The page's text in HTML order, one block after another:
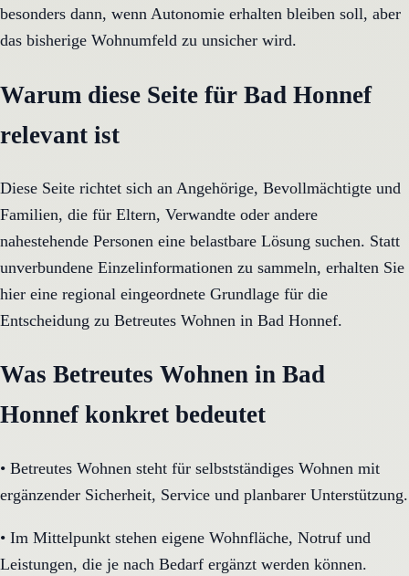
besonders dann, wenn Autonomie erhalten bleiben soll, aber
das bisherige Wohnumfeld zu unsicher wird.
Warum diese Seite für Bad Honnef
relevant ist
Diese Seite richtet sich an Angehörige, Bevollmächtigte und
Familien, die für Eltern, Verwandte oder andere
nahestehende Personen eine belastbare Lösung suchen. Statt
unverbundene Einzelinformationen zu sammeln, erhalten Sie
hier eine regional eingeordnete Grundlage für die
Entscheidung zu Betreutes Wohnen in Bad Honnef.
Was Betreutes Wohnen in Bad
Honnef konkret bedeutet
• Betreutes Wohnen steht für selbstständiges Wohnen mit
ergänzender Sicherheit, Service und planbarer Unterstützung.
• Im Mittelpunkt stehen eigene Wohnfläche, Notruf und
Leistungen, die je nach Bedarf ergänzt werden können.